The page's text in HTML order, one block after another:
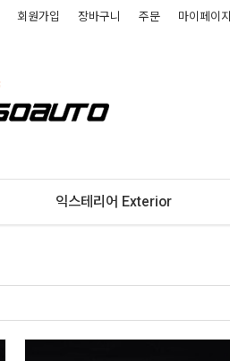
회원가입 장바구니 주문 마이페이지
익스테리어 Exterior